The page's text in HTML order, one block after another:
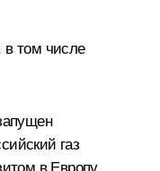
в том числе
газ
в Европу